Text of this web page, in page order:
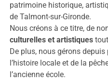
patrimoine historique,
de Talmont-sur-Gironde.
Nous créons à ce titre, de
culturelles et artistiques
De plus, nous gérons
l’histoire locale et de la
l’ancienne école.